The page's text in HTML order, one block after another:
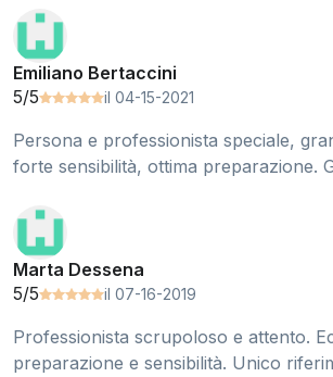
Emiliano Bertaccini
5/5
il 04-15-2021
Persona e professionista speciale,
forte sensibilità, ottima preparazione.
Marta Dessena
5/5
il 07-16-2019
Professionista scrupoloso e attento.
preparazione e sensibilità. Unico